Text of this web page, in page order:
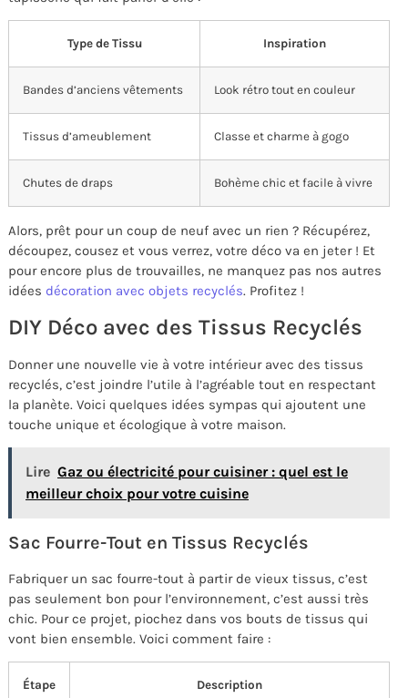
Type de Tissu Inspiration
Bandes d’anciens vêtements Look rétro tout en couleur
Tissus d’ameublement Classe et charme à gogo
Chutes de draps Bohème chic et facile à vivre
Alors, prêt pour un coup de neuf avec un rien ? Récupérez,
découpez, cousez et vous verrez, votre déco va en jeter ! Et
pour encore plus de trouvailles, ne manquez pas nos autres
idées décoration avec objets recyclés. Profitez !
DIY Déco avec des Tissus Recyclés
Donner une nouvelle vie à votre intérieur avec des tissus
recyclés, c’est joindre l’utile à l’agréable tout en respectant
la planète. Voici quelques idées sympas qui ajoutent une
touche unique et écologique à votre maison.
Lire Gaz ou électricité pour cuisiner : quel est le
meilleur choix pour votre cuisine
Sac Fourre-Tout en Tissus Recyclés
Fabriquer un sac fourre-tout à partir de vieux tissus, c’est
pas seulement bon pour l’environnement, c’est aussi très
chic. Pour ce projet, piochez dans vos bouts de tissus qui
vont bien ensemble. Voici comment faire :
Étape Description